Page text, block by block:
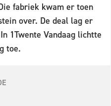
fabriek kwam er toen
over. De deal lag er
1Twente Vandaag lichtte
toe.